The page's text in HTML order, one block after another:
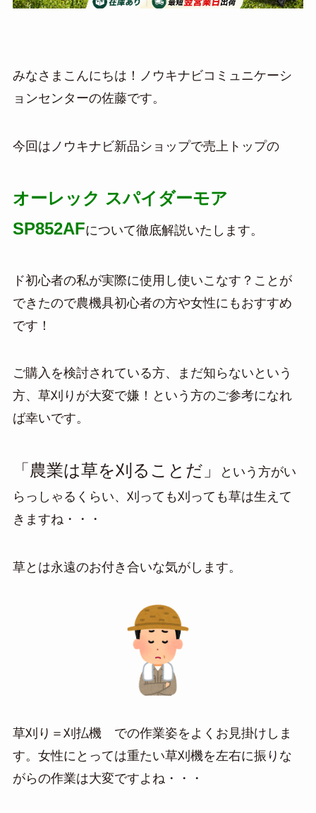
みなさまこんにちは！ノウキナビコミュニケーシ
ョンセンターの佐藤です。
今回はノウキナビ新品ショップで売上トップの
オーレック スパイダーモア
SP852AFについて徹底解説いたします。
ド初心者の私が実際に使用し使いこなす？ことが
できたので農機具初心者の方や女性にもおすすめ
です！
ご購入を検討されている方、まだ知らないという
方、草刈りが大変で嫌！という方のご参考になれ
ば幸いです。
「農業は草を刈ることだ」
という方がい
らっしゃるくらい、刈っても刈っても草は生えて
きますね・・・
草とは永遠のお付き合いな気がします。
草刈り＝刈払機 での作業姿をよくお見掛けしま
す。女性にとっては重たい草刈機を左右に振りな
がらの作業は大変ですよね・・・